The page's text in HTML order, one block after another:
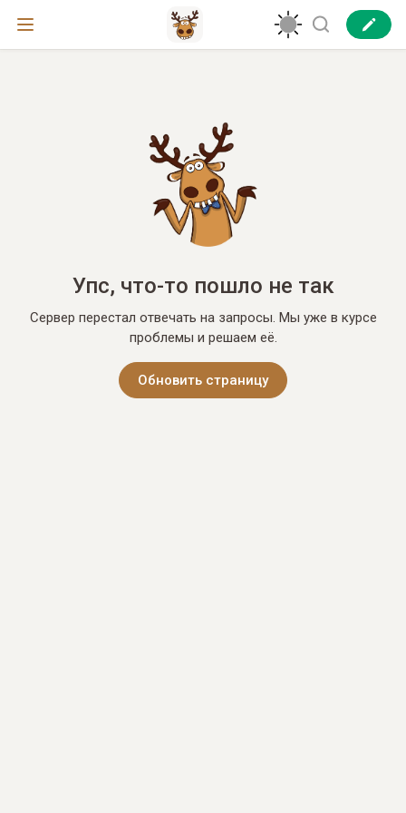
Упс, что-то пошло не так
Сервер перестал отвечать на запросы. Мы уже в курсе
проблемы и решаем её.
Обновить страницу